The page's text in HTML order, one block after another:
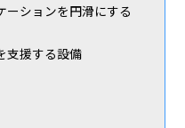
ーションを円滑にする
支援する設備